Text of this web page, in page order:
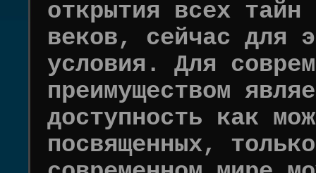
открытия всех тайн
веков, сейчас для
условия. Для
преимуществом
доступность как
посвященных,